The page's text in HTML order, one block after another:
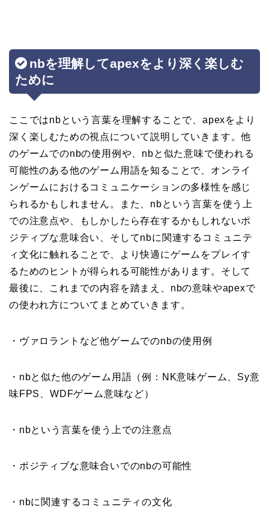
nbを理解してapexをより深く楽しむ
ために
ここではnbという言葉を理解することで、apexをより
深く楽しむための視点について説明していきます。他
のゲームでのnbの使用例や、nbと似た意味で使われる
可能性のある他のゲーム用語を知ることで、オンライ
ンゲームにおけるコミュニケーションの多様性を感じ
られるかもしれません。また、nbという言葉を使う上
での注意点や、もしかしたら存在するかもしれないポ
ジティブな意味合い、そしてnbに関連するコミュニテ
ィ文化に触れることで、より快適にゲームをプレイす
るためのヒントが得られる可能性があります。そして
最後に、これまでの内容を踏まえ、nbの意味やapexで
の使われ方についてまとめていきます。
・ヴァロラントなど他ゲームでのnbの使用例
・nbと似た他のゲーム用語（例：NK意味ゲーム、Sy意
味FPS、WDFゲーム意味など）
・nbという言葉を使う上での注意点
・ポジティブな意味合いでのnbの可能性
・nbに関連するコミュニティの文化